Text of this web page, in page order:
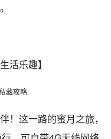
活乐趣】
！这一路的蜜月之旅，